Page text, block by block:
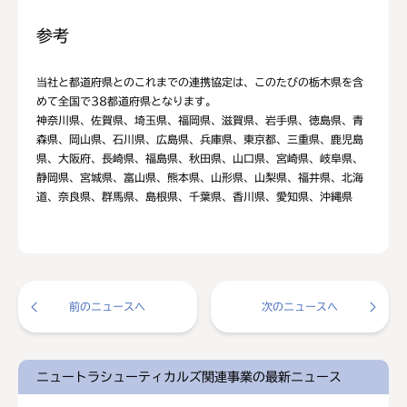
参考
当社と都道府県とのこれまでの連携協定は、このたびの栃木県を含
めて全国で38都道府県となります。
神奈川県、佐賀県、埼玉県、福岡県、滋賀県、岩手県、徳島県、青
森県、岡山県、石川県、広島県、兵庫県、東京都、三重県、鹿児島
県、大阪府、長崎県、福島県、秋田県、山口県、宮崎県、岐阜県、
静岡県、宮城県、富山県、熊本県、山形県、山梨県、福井県、北海
道、奈良県、群馬県、島根県、千葉県、香川県、愛知県、沖縄県
前のニュースへ 次のニュースへ
ニュートラシューティカルズ関連事業の最新ニュース